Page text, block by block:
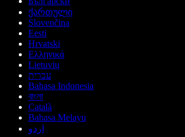
ქართული
Slovenčina
Eesti
Hrvatski
Ελληνικά
Lietuvių
עברית
Bahasa Indonesia
বাংলা
Català
Bahasa Melayu
اردو